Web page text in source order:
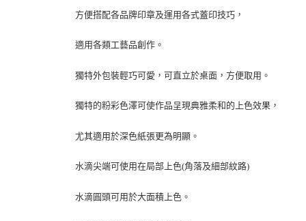
方便搭配各品牌印章及運用各式蓋印技巧，
適用各類工藝品創作。
獨特外包裝輕巧可愛，可直立於桌面，方便取用。
獨特的粉彩色澤可使作品呈現典雅柔和的上色效果，
尤其適用於深色紙張更為明顯。
水滴尖端可使用在局部上色(角落及細部紋路)
水滴圓頭可用於大面積上色。